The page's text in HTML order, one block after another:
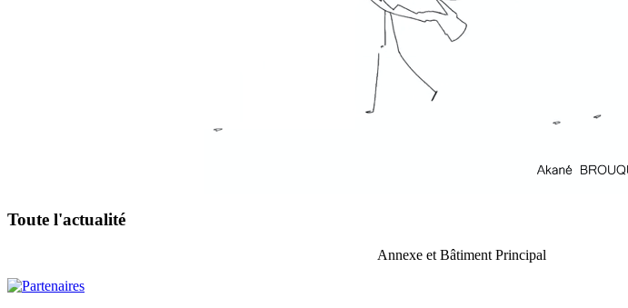
Toute l'actualité
Annexe et Bâtiment Principal